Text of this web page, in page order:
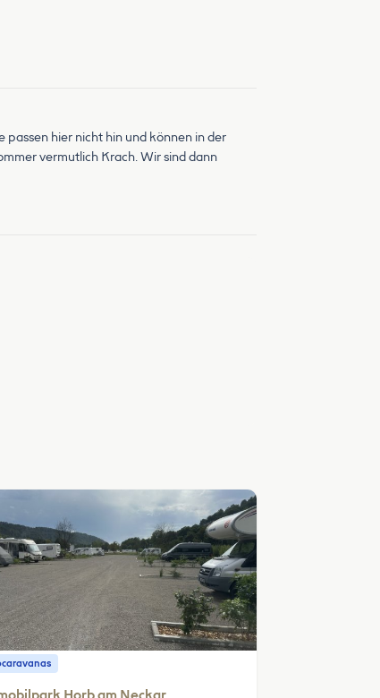
passen hier nicht hin und können in der
vermutlich Krach. Wir sind dann